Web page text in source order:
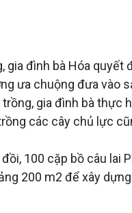
đình bà Hóa
ưa chuộng đưa vào
gia đình bà
các cây chủ lực
100 cặp bồ câu
200 m2 để xây